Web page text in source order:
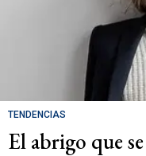
TENDENCIAS
El abrigo que